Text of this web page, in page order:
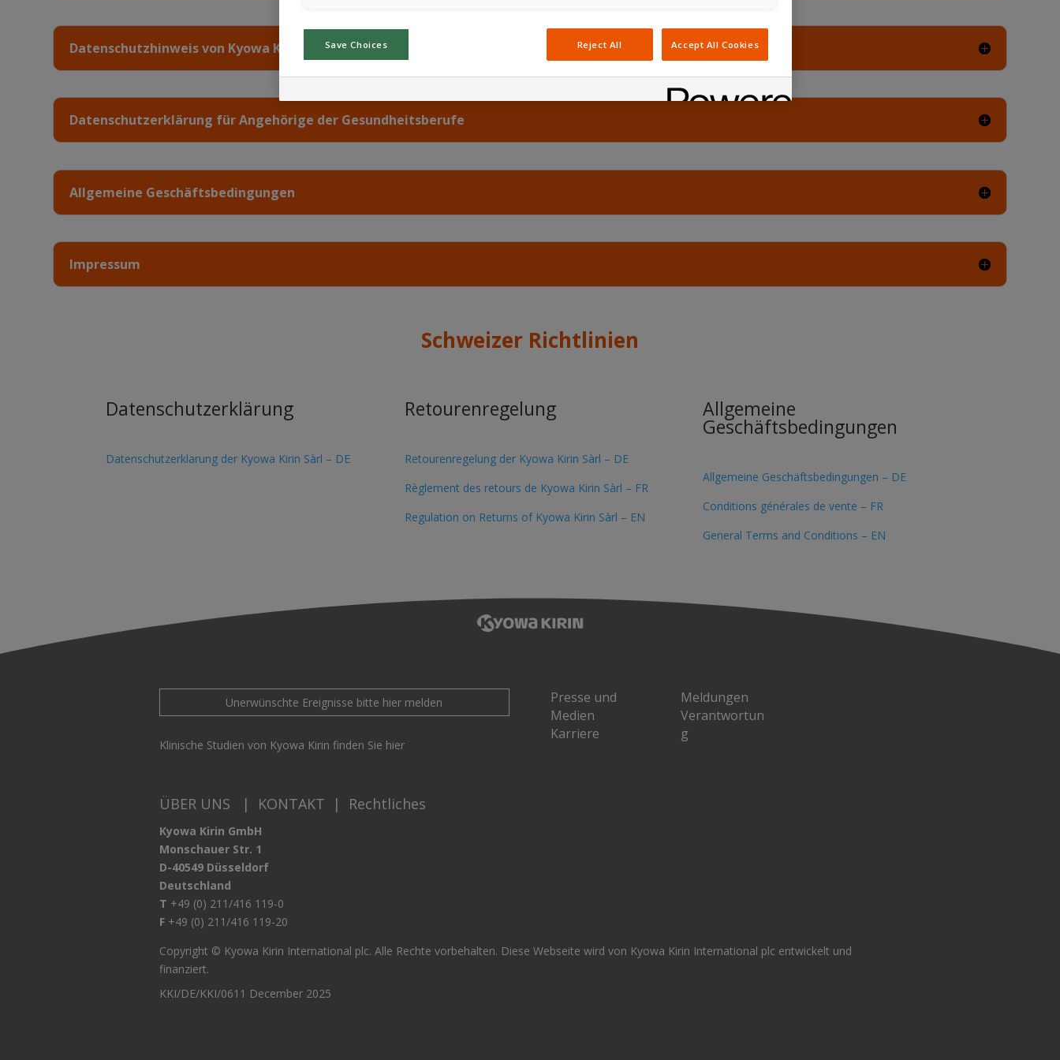
Datenschutzhinweis von Kyowa Kirin
Datenschutzerklärung für Angehörige der Gesundheitsberufe
Allgemeine Geschäftsbedingungen
Impressum
Schweizer Richtlinien
Datenschutzerklärung
Datenschutzerklarung der Kyowa Kirin Sàrl – DE
Retourenregelung
Retourenregelung der Kyowa Kirin Sàrl – DE
Règlement des retours de Kyowa Kirin Sàrl – FR
Regulation on Returns of Kyowa Kirin Sàrl – EN
Allgemeine
Geschäftsbedingungen
Allgemeine Geschäftsbedingungen – DE
Conditions générales de vente – FR
General Terms and Conditions – EN
Unerwünschte Ereignisse bitte hier melden
Klinische Studien von Kyowa Kirin finden Sie hier
Presse und
Medien
Karriere
Meldungen
Verantwortun
g
ÜBER UNS | KONTAKT | Rechtliches
Kyowa Kirin GmbH
Monschauer Str. 1
D-40549 Düsseldorf
Deutschland
T +49 (0) 211/416 119-0
F+49 (0) 211/416 119-20
Copyright © Kyowa Kirin International plc. Alle Rechte vorbehalten. Diese Webseite wird von Kyowa Kirin International plc entwickelt und
finanziert.
KKI/DE/KKI/0611 December 2025
Save Choices Reject All Accept All Cookies